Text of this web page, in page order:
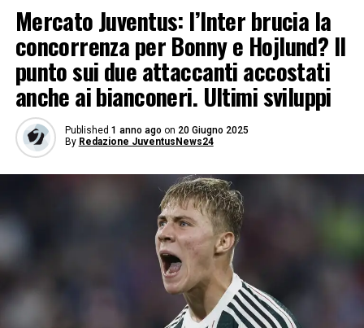
Mercato Juventus: l’Inter brucia la
concorrenza per Bonny e Hojlund? Il
punto sui due attaccanti accostati
anche ai bianconeri. Ultimi sviluppi
Published 1 anno ago on 20 Giugno 2025
By Redazione JuventusNews24